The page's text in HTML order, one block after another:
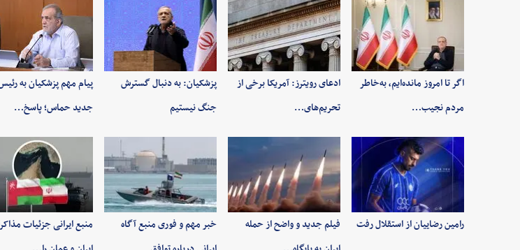
اگر تا امروز مانده‌ایم، به‌خاطر
مردم نجیب…
ادعای رویترز: آمریکا برخی از
تحریم‌های…
پزشکیان: به‌ دنبال گسترش
جنگ نیستیم
پیام مهم پزشکیان به
جدید حماس؛ پاسخ…
رامین رضاییان از استقلال رفت
فیلم جدید و واضح از حمله
خبر مهم و فوری منبع آگاه
منبع ایرانی جزئیات